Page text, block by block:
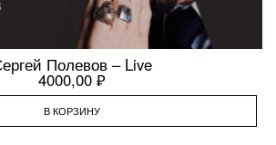
Полевов – Live
4000,00 ₽
В КОРЗИНУ